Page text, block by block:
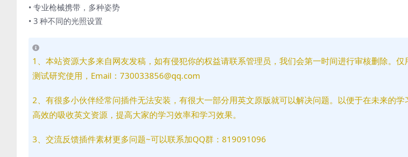
• 专业枪械携带，多种姿势
• 3 种不同的光照设置
1、本站资源大多来自网友发稿，如有侵犯你的权益请联系管理员，我们会第一时间进行审核删除。仅
测试研究使用，Email：730033856@qq.com
2、有很多小伙伴经常问插件无法安装，有很大一部分用英文原版就可以解决问题。以便于在未来的学
高效的吸收英文资源，提高大家的学习效率和学习效果。
3、交流反馈插件素材更多问题~可以联系加QQ群：819091096